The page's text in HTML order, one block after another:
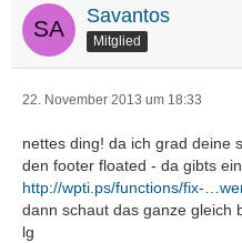
Savantos
Mitglied
22. November 2013 um 18:33
nettes ding! da ich grad deine
den footer floated - da gibts
http://wpti.ps/functions/fix-
dann schaut das ganze gleich
lg